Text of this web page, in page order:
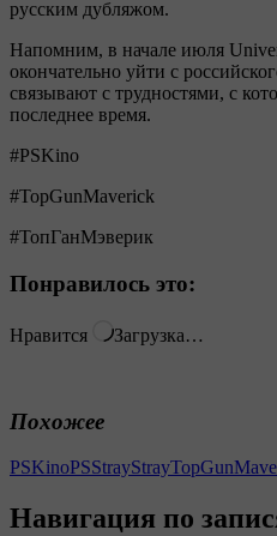
русским дубляжом.
Напомним, в начале июля
окончательно уйти с
связывают с трудностями, с
последнее время.
#PSKino
#TopGunMaverick
#ТопГанМэверик
Понравилось это:
Нравится Загрузка…
Похожее
PSKinoPSStrayStray
Навигация по